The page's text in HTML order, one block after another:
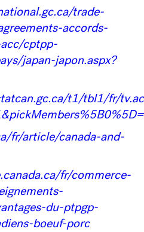
trade-
accords-
cptpp-
japan-japon.aspx?
t1/tbl1/fr/
fr/article/canada-and-
fr/commerce-
du-ptpgp-
boeuf-porc